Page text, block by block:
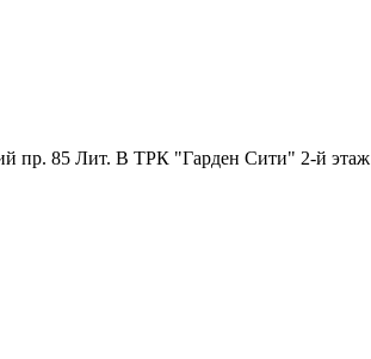
пр. 85 Лит. B ТРК "Гарден Сити" 2-й этаж